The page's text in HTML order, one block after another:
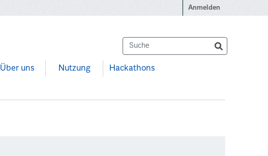
Anmelden
Über uns Nutzung Hackathons